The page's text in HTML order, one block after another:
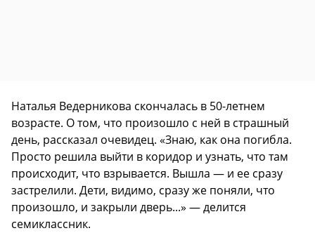
Наталья Ведерникова скончалась в 50-летнем
возрасте. О том, что произошло с ней в страшный
день, рассказал очевидец. «Знаю, как она погибла.
Просто решила выйти в коридор и узнать, что там
происходит, что взрывается. Вышла — и ее сразу
застрелили. Дети, видимо, сразу же поняли, что
произошло, и закрыли дверь...» — делится
семиклассник.